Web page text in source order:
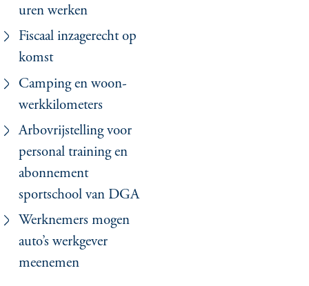
uren werken
Fiscaal inzagerecht op
komst
Camping en woon-
werkkilometers
Arbovrijstelling voor
personal training en
abonnement
sportschool van DGA
Werknemers mogen
auto’s werkgever
meenemen